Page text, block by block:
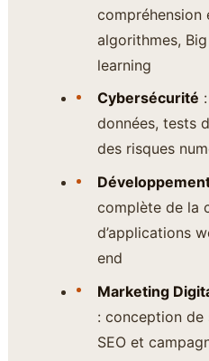
compréhension
algorithmes,
learning
Cybersécurité
données, tests
des risques
complète de la
d’applications
end
Marketing
: conception de
SEO et